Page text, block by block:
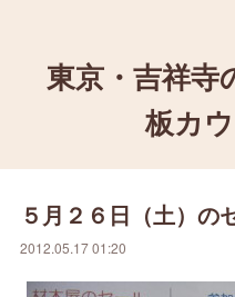
東京・吉祥寺
板カウ
５月２６日（土）
2012.05.17 01:20